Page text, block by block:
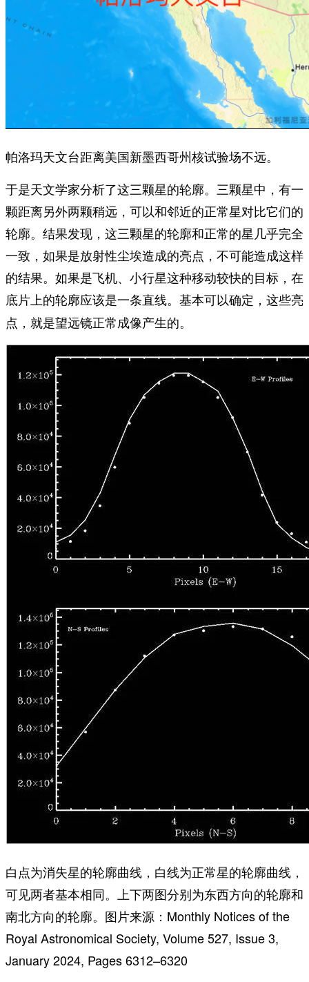
帕洛玛天文台距离美国新墨西哥州核试验场不远。
于是天文学家分析了这三颗星的轮廓。三颗星中，有一
颗距离另外两颗稍远，可以和邻近的正常星对比它们的
轮廓。结果发现，这三颗星的轮廓和正常的星几乎完全
一致，如果是放射性尘埃造成的亮点，不可能造成这样
的结果。如果是飞机、小行星这种移动较快的目标，在
底片上的轮廓应该是一条直线。 基本可以确定，这些亮
点，就是望远镜正常成像产生的。
白点为消失星的轮廓曲线，白线为正常星的轮廓曲线，
可见两者基本相同。上下两图分别为东西方向的轮廓和
南北方向的轮廓。图片来源：Monthly Notices of the
Royal Astronomical Society, Volume 527, Issue 3,
January 2024, Pages 6312–6320